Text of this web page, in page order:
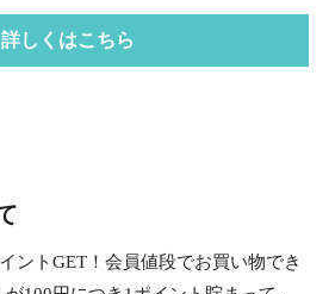
詳しくはこちら
ントGET！会員値段でお買い物でき